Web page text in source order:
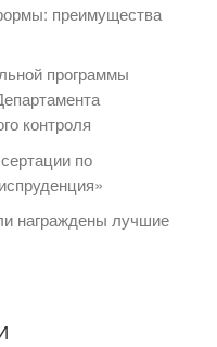
преимущества
программы
контроля
по
награждены лучшие